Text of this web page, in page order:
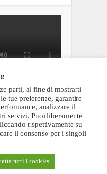
di Civitavecchia al numero
12/2019
parti, al fine di mostrarti
tue preferenze, garantire
analizzare il
servizi. Puoi liberamente
rispettivamente su
il consenso per i singoli
tutti i cookies